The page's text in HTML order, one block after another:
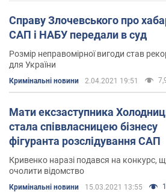
Справу Злочевського про
САП і НАБУ передали в суд
Розмір неправомірної вигоди став
для України
Кримінальні новини 2.04.2021 19:51
Мати ексзаступника
стала співвласницею бізнесу
фігуранта розслідування САП
Кривенко наразі подався на конкурс,
очолити відомство
Кримінальні новини 15.03.2021 13:55